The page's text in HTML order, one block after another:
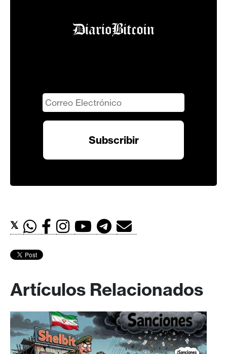
𝕏
Artículos Relacionados